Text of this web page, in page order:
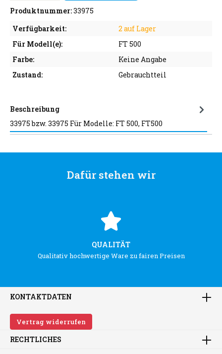
Produktnummer:33975
Verfügbarkeit:
2 auf Lager
Für Modell(e):
FT 500
Farbe:
Keine Angabe
Zustand:
Gebrauchtteil
Beschreibung
33975 bzw. 33975 Für Modelle: FT 500, FT500
Dafür stehen wir
QUALITÄT
Qualitativ hochwertige Ware zu fairen Preisen
KONTAKTDATEN
Vertrag widerrufen
RECHTLICHES